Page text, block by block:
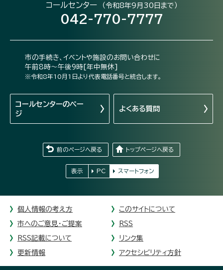
コールセンター （令和8年9月30日まで）
042-770-7777
市の手続き、イベントや施設のお問い合わせに
午前8時～午後9時[年中無休]
※令和8年10月1日より代表電話番号と統合します。
コールセンターのペー
ジ
よくある質問
前のページへ戻る トップページへ戻る
表示 PC スマートフォン
個人情報の考え方 このサイトについて
市へのご意見・ご提案 RSS
RSS記載について リンク集
更新情報 アクセシビリティ方針